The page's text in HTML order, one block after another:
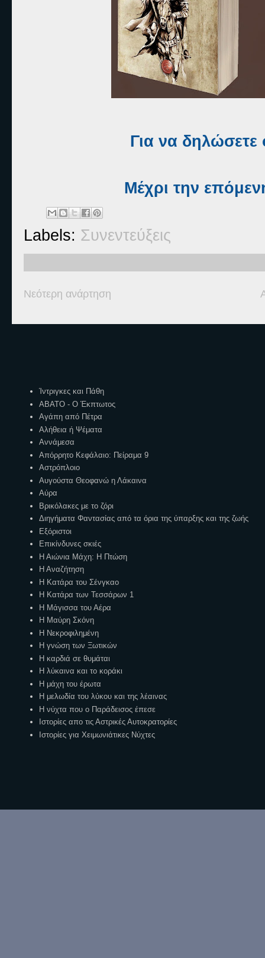
Για να
Μέχρι την
Labels: Συνεντεύξεις
Νεότερη ανάρτηση
Ίντριγκες και Πάθη
ΑΒΑΤΟ - Ο Έκπτωτος
Αγάπη από Πέτρα
Αλήθεια ή Ψέματα
Αννάμεσα
Απόρρητο Κεφάλαιο: Πείραμα 9
Αστρόπλοιο
Αυγούστα Θεοφανώ η Λάκαινα
Αύρα
Βρικόλακες με το ζόρι
Διηγήματα Φαντασίας από τα όρια της ύπαρξης και της ζωής
Εξόριστοι
Επικίνδυνες σκιές
Η Αιώνια Μάχη: Η Πτώση
Η Αναζήτηση
Η Κατάρα του Σένγκαο
Η Κατάρα των Τεσσάρων 1
Η Μάγισσα του Αέρα
Η Μαύρη Σκόνη
Η Νεκροφιλημένη
Η γνώση των Ξωτικών
Η καρδιά σε θυμάται
Η λύκαινα και το κοράκι
Η μάχη του έρωτα
Η μελωδία του λύκου και της λέαινας
Η νύχτα που ο Παράδεισος έπεσε
Ιστορίες απο τις Αστρικές Αυτοκρατορίες
Ιστορίες για Χειμωνιάτικες Νύχτες